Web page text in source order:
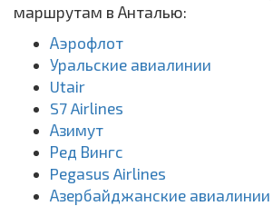
маршрутам в Анталью:
Аэрофлот
Уральские авиалинии
Utair
S7 Airlines
Азимут
Ред Вингс
Pegasus Airlines
Азербайджанские